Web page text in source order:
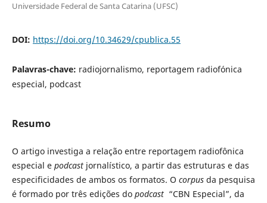
Universidade Federal de Santa Catarina (UFSC)
DOI: https://doi.org/10.34629/cpublica.55
Palavras-chave: radiojornalismo, reportagem radiofónica
especial, podcast
Resumo
O artigo investiga a relação entre reportagem radiofônica
especial e podcastjornalístico, a partir das estruturas e das
especificidades de ambos os formatos. O corpusda pesquisa
é formado por três edições do podcast“CBN Especial”, da